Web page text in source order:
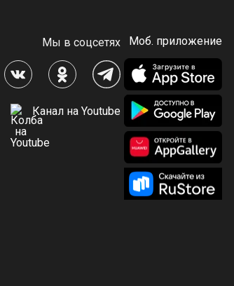
Мы в соцсетях
Канал на Youtube
Моб. приложение